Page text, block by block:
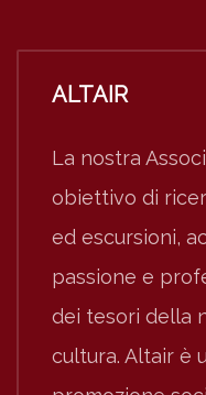
ALTAIR
La nostra
obiettivo di
ed escursioni,
passione e
dei tesori della
cultura. Altair è